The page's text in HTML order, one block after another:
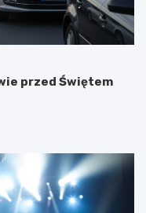
przed Świętem